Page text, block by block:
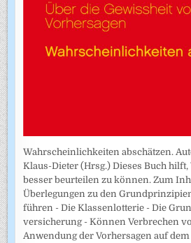
Wahrscheinlichkeiten abschätzen.
Klaus-Dieter (Hrsg.) Dieses Buch
besser beurteilen zu können. Zum
Überlegungen zu den
führen - Die Klassenlotterie - Die
versicherung - Können Verbrechen
Anwendung der Vorhersagen auf dem